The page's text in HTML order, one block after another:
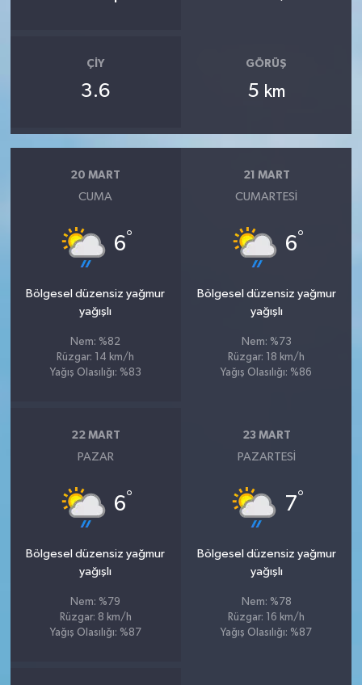
ÇIY
3.6
GÖRÜŞ
5 km
20 MART
CUMA
6°
Bölgesel düzensiz yağmur
yağışlı
Nem: %82
Rüzgar: 14 km/h
Yağış Olasılığı: %83
21 MART
CUMARTESI
6°
Bölgesel düzensiz yağmur
yağışlı
Nem: %73
Rüzgar: 18 km/h
Yağış Olasılığı: %86
22 MART
PAZAR
6°
Bölgesel düzensiz yağmur
yağışlı
Nem: %79
Rüzgar: 8 km/h
Yağış Olasılığı: %87
23 MART
PAZARTESI
7°
Bölgesel düzensiz yağmur
yağışlı
Nem: %78
Rüzgar: 16 km/h
Yağış Olasılığı: %87